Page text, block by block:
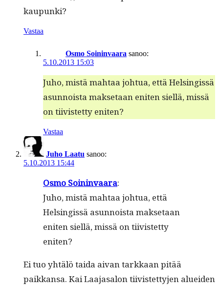
kaupunki?
Vastaa
Osmo Soininvaara sanoo:
5.10.2013 15:03
Juho, mis­tä mah­taa johtua, että Helsingis­sä
asun­noista mak­se­taan eniten siel­lä, mis­sä
on tiivis­tet­ty eniten?
Vastaa
Juho Laatu sanoo:
5.10.2013 15:44
Osmo Soin­in­vaara:
Juho, mis­tä mah­taa johtua, että
Helsingis­sä asun­noista mak­se­taan
eniten siel­lä, mis­sä on tiivis­tet­ty
eniten?
Ei tuo yhtälö tai­da aivan tarkkaan pitää
paikkansa. Kai Laa­jasa­lon tiivis­tet­ty­jen aluei­den